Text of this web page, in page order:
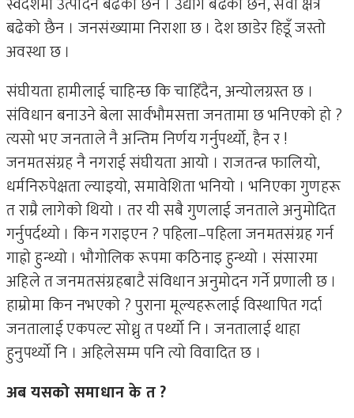
बढेको छैन । जनसंख्यामा निराशा छ । देश छाडेर हिडूँ जस्तो
अवस्था छ ।
संघीयता हामीलाई चाहिन्छ कि चाहिँदैन, अन्योलग्रस्त छ ।
संविधान बनाउने बेला सार्वभौमसत्ता जनतामा छ भनिएको हो ?
त्यसो भए जनताले नै अन्तिम निर्णय गर्नुपर्थ्यो, हैन र !
जनमतसंग्रह नै नगराई संघीयता आयो । राजतन्त्र फालियो,
धर्मनिरुपेक्षता ल्याइयो, समावेशिता भनियो । भनिएका गुणहरू
त राम्रै लागेको थियो । तर यी सबै गुणलाई जनताले अनुमोदित
गर्नुपर्दथ्यो । किन गराइएन ? पहिला–पहिला जनमतसंग्रह गर्न
गाह्रो हुन्थ्यो । भौगोलिक रूपमा कठिनाइ हुन्थ्यो । संसारमा
अहिले त जनमतसंग्रहबाटै संविधान अनुमोदन गर्ने प्रणाली छ ।
हाम्रोमा किन नभएको ? पुराना मूल्यहरूलाई विस्थापित गर्दा
जनतालाई एकपल्ट सोध्नु त पर्थ्यो नि । जनतालाई थाहा
हुनुपर्थ्यो नि । अहिलेसम्म पनि त्यो विवादित छ ।
अब यसको समाधान के त ?